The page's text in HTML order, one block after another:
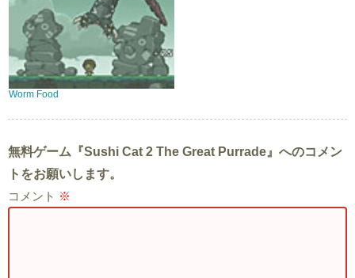
Worm Food
無料ゲーム『Sushi Cat 2 The Great Purrade』へのコメン
トをお願いします。
コメント ※